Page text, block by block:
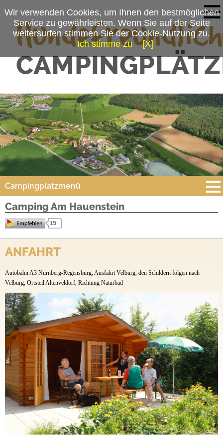
Campingplatzmenü
Platzdaten
Anfahrt
Camping Am Hauenstein
Camping Am Hauenstein
Seestrasse 9-11
92355 Velburg
Tel.:09182 454
Fax.: 09182 902251
Ansprechpartner: Monika Schmidt
ANFAHRT
Autobahn A3 Nürnberg-Regensburg, Ausfahrt Velburg, den Schildern folgen nach
Velburg, Ortsteil Altenveldorf, Richtung Naturbad
Wir verwenden Cookies, um Ihnen den bestmöglichen
Service zu gewährleisten. Wenn Sie auf der Seite
weitersurfen stimmen Sie der Cookie-Nutzung zu.
Ich stimme zu
[X]